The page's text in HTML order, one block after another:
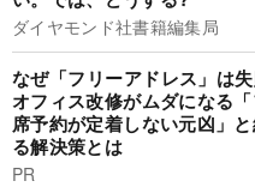
ダイヤモンド社書籍編集局
なぜ「フリーアドレス」は
オフィス改修がムダになる
席予約が定着しない元凶」
る解決策とは
PR